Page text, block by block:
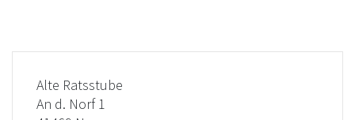
Alte Ratsstube
An d. Norf 1